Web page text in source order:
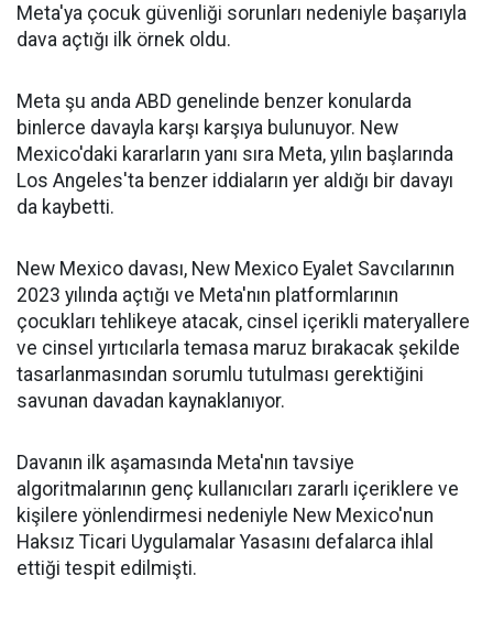
Meta'ya çocuk güvenliği sorunları nedeniyle başarıyla
dava açtığı ilk örnek oldu.
Meta şu anda ABD genelinde benzer konularda
binlerce davayla karşı karşıya bulunuyor. New
Mexico'daki kararların yanı sıra Meta, yılın başlarında
Los Angeles'ta benzer iddiaların yer aldığı bir davayı
da kaybetti.
New Mexico davası, New Mexico Eyalet Savcılarının
2023 yılında açtığı ve Meta'nın platformlarının
çocukları tehlikeye atacak, cinsel içerikli materyallere
ve cinsel yırtıcılarla temasa maruz bırakacak şekilde
tasarlanmasından sorumlu tutulması gerektiğini
savunan davadan kaynaklanıyor.
Davanın ilk aşamasında Meta'nın tavsiye
algoritmalarının genç kullanıcıları zararlı içeriklere ve
kişilere yönlendirmesi nedeniyle New Mexico'nun
Haksız Ticari Uygulamalar Yasasını defalarca ihlal
ettiği tespit edilmişti.